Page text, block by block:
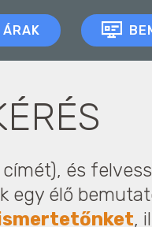
és
egy élő
,
ÁRAK